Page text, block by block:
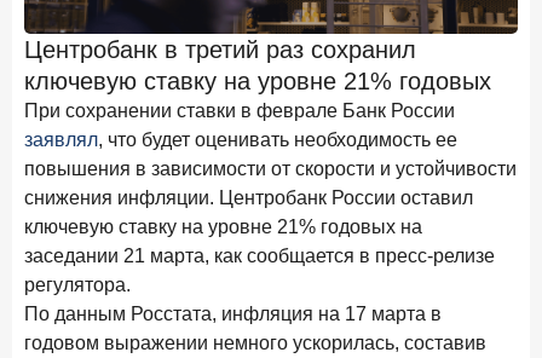
Клиенты чаще всего узнают о сберегательных
продуктах из рекламы в интернете и на ТВ
9 июля 2026 года
С ростом благосостояния клиентов-сберегателей
увеличивается и склонность к диверсификации
7 июля 2026 года
По итогам июня 2026 года объем выдач кредитов
составил 1 166,4 млрд руб.
3 июля 2026 года
«Скорость измеряется секундами». Новые стандарты
банковского контакт-центра
Центробанк в третий раз сохранил
ключевую ставку на уровне 21% годовых
При сохранении ставки в феврале Банк России
заявлял, что будет оценивать необходимость ее
повышения в зависимости от скорости и устойчивости
снижения инфляции. Центробанк России оставил
ключевую ставку на уровне 21% годовых на
заседании 21 марта, как сообщается в пресс-релизе
регулятора.
По данным Росстата, инфляция на 17 марта в
годовом выражении немного ускорилась, составив